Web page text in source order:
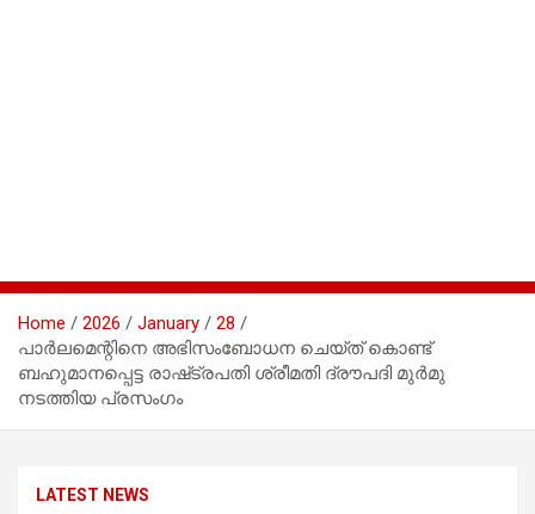
Home 2026 January
28
പാർലമെന്റിനെ അഭിസംബോധന ചെയ്ത് കൊണ്ട്
ബഹുമാനപ്പെട്ട രാഷ്‌ട്രപതി ശ്രീമതി ദ്രൗപദി മുർമു
നടത്തിയ പ്രസംഗം
LATEST NEWS